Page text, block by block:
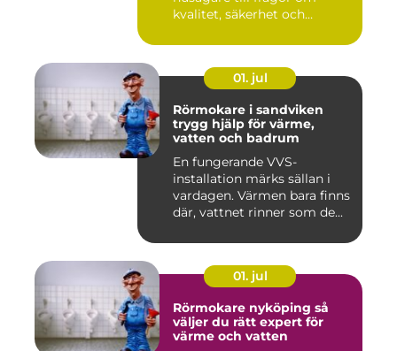
kvalitet, säkerhet och
01. jul
Rörmokare i sandviken
trygg hjälp för värme,
vatten och badrum
En fungerande VVS-
installation märks sällan i
vardagen. Värmen bara finns
där, vattnet rinner som de...
01. jul
Rörmokare nyköping så
väljer du rätt expert för
värme och vatten